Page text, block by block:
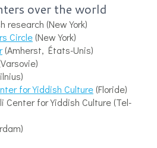
over the world
(New York)
Circle (New York)
(Amherst, États-Unis)
for Yiddish Culture (Floride)
Center for Yiddish Culture (Tel-